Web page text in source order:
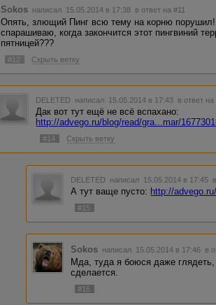
Sokos написал 15.05.2014 в 17:38 в ответ на #11
Опять, злющий Пинг всю тему на корню
спарашиваю, когда закончится этот пингвиний
пятницей???
#12 Скрыть ветку
DELETED написал 15.05.2014 в 17:43 в ответ
Дак вот тут ещё не всё вспахано:
http://advego.ru/blog/read/gra...mar/
#14 Скрыть ветку
DELETED написал 15.05.2014 в 17:45
А тут ваще пусто: http://
#15
Sokos написал 15.05.2014 в 17:46 в
Мда, туда я боюся даже глядеть,
сделается.
#16